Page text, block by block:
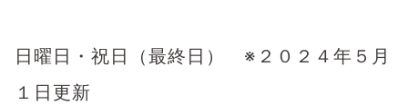
日曜日・祝日（最終日） ※２０２４年５月
１日更新